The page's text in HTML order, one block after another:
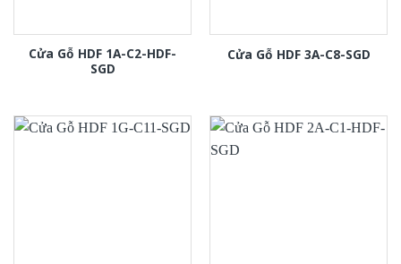
Cửa Gỗ HDF 1A-C2-HDF-
SGD
Cửa Gỗ HDF 3A-C8-SGD